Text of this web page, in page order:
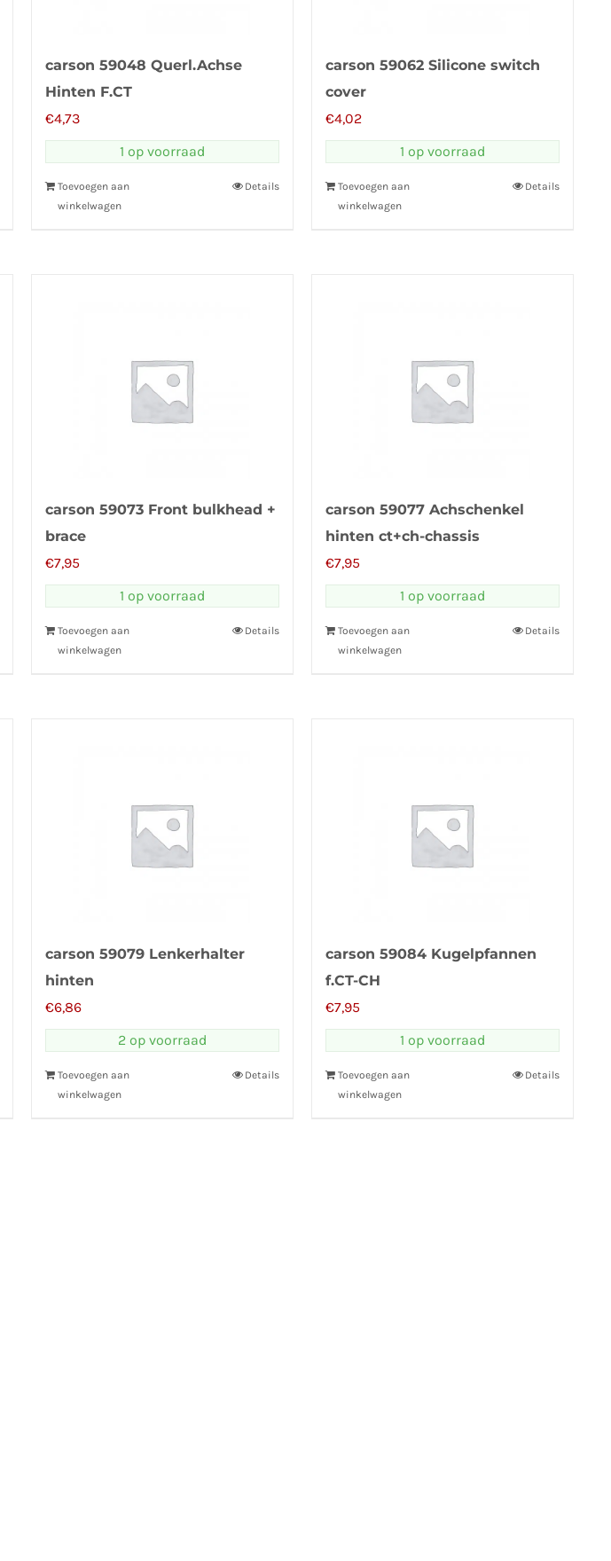
carson 59048 Querl.Achse
Hinten F.CT
€4,73
1 op voorraad
Toevoegen aan
winkelwagen
Details
carson 59062 Silicone switch
cover
€4,02
1 op voorraad
Toevoegen aan
winkelwagen
Details
carson 59073 Front bulkhead +
brace
€7,95
1 op voorraad
Toevoegen aan
winkelwagen
Details
carson 59077 Achschenkel
hinten ct+ch-chassis
€7,95
1 op voorraad
Toevoegen aan
winkelwagen
Details
carson 59079 Lenkerhalter
hinten
€6,86
2 op voorraad
Toevoegen aan
winkelwagen
Details
carson 59084 Kugelpfannen
f.CT-CH
€7,95
1 op voorraad
Toevoegen aan
winkelwagen
Details